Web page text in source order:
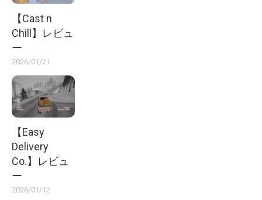
【Cast n
Chill】レビュ
ー
2026/01/21
【Easy
Delivery
Co.】レビュ
ー
2026/01/12